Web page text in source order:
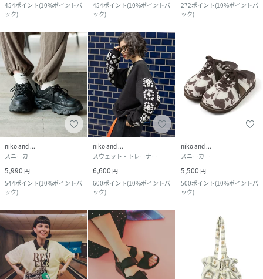
454ポイント(10%ポイントバ
ック)
454ポイント(10%ポイントバ
ック)
272ポイント(10%ポイントバ
ック)
niko and ...
スニーカー
5,990 円
544ポイント(10%ポイントバ
ック)
niko and ...
スウェット・トレーナー
6,600 円
600ポイント(10%ポイントバ
ック)
niko and ...
スニーカー
5,500 円
500ポイント(10%ポイントバ
ック)